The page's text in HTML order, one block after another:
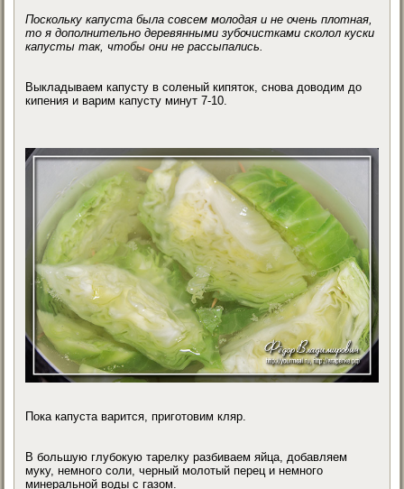
Поскольку капуста была совсем молодая и не очень плотная,
то я дополнительно деревянными зубочистками сколол куски
капусты так, чтобы они не рассыпались.
Выкладываем капусту в соленый кипяток, снова доводим до
кипения и варим капусту минут 7-10.
Пока капуста варится, приготовим кляр.
В большую глубокую тарелку разбиваем яйца, добавляем
муку, немного соли, черный молотый перец и немного
минеральной воды с газом.